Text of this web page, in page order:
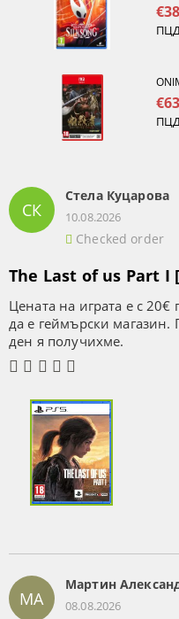
СК
Стела Куцарова
10.08.2026
Checked order
The Last of us Part I
Цената на играта е с
да е геймърски
ден я получихме.
МА
Мартин
08.08.2026